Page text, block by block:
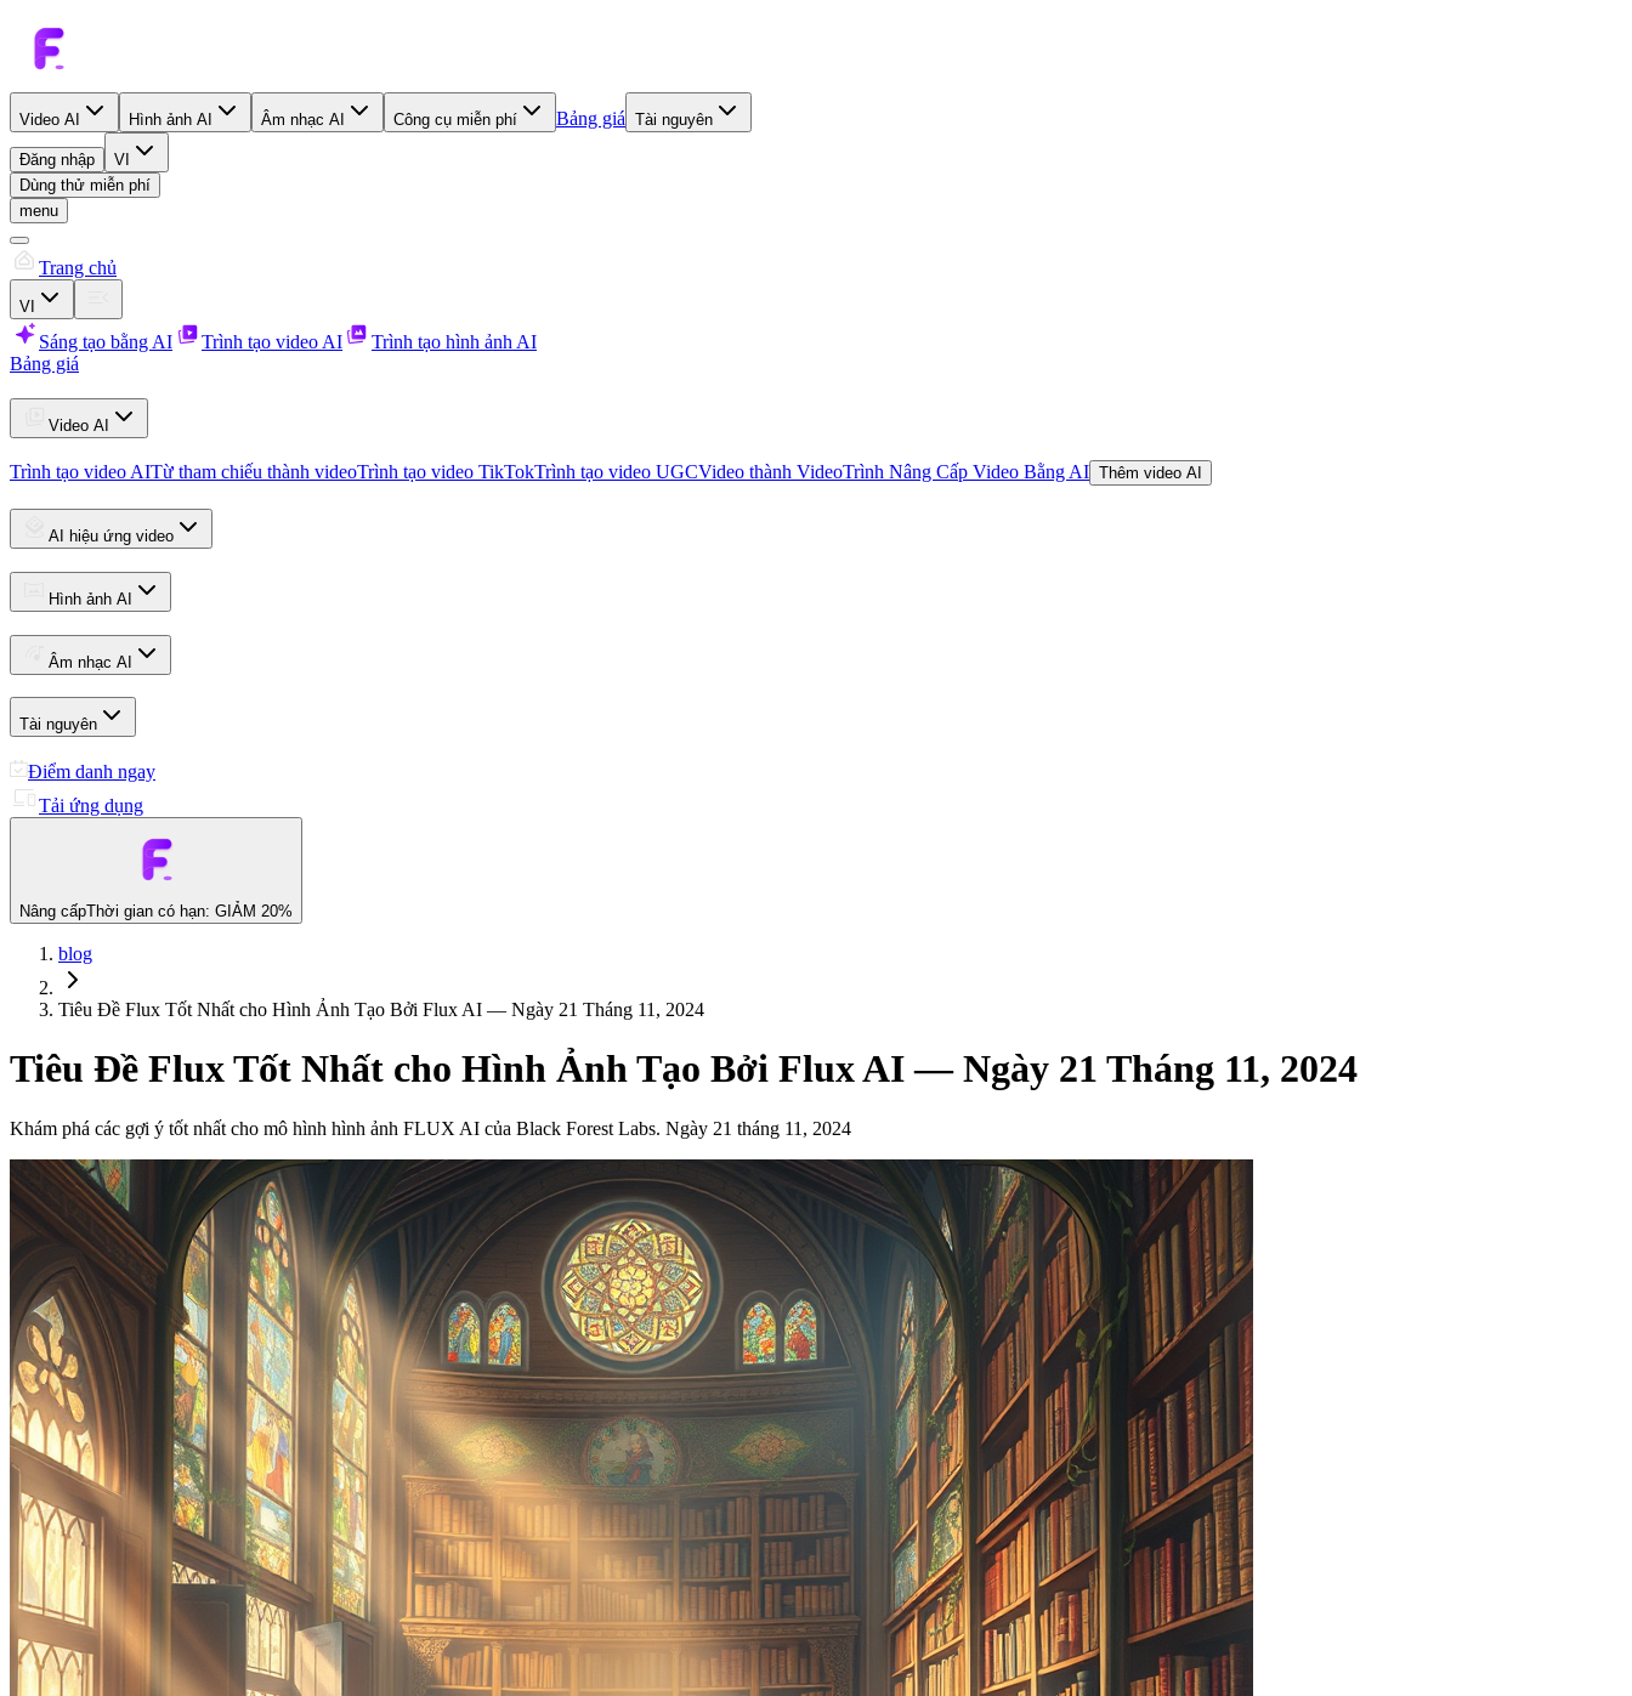
Video AI Hình ảnh AI Âm nhạc AI Công cụ miễn phí Bảng giá Tài nguyên
Đăng nhập
VI
Dùng thử miễn phí
menu
Trang chủ
VI
Sáng tạo bằng AI Trình tạo video AI
Trình tạo hình ảnh AI
Bảng giá
Video AI
Trình tạo video AITừ tham chiếu thành videoTrình tạo video TikTokTrình tạo video UGCVideo thành VideoTrình Nâng Cấp Video Bằng AI Thêm video AI
AI hiệu ứng video
Hình ảnh AI
Âm nhạc AI
Tài nguyên
Điểm danh ngay
Tải ứng dụng
Nâng cấpThời gian có hạn: GIẢM 20%
blog
Tiêu Đề Flux Tốt Nhất cho Hình Ảnh Tạo Bởi Flux AI — Ngày 21 Tháng 11, 2024
Tiêu Đề Flux Tốt Nhất cho Hình Ảnh Tạo Bởi Flux AI — Ngày 21 Tháng 11, 2024
Khám phá các gợi ý tốt nhất cho mô hình hình ảnh FLUX AI của Black Forest Labs. Ngày 21 tháng 11, 2024